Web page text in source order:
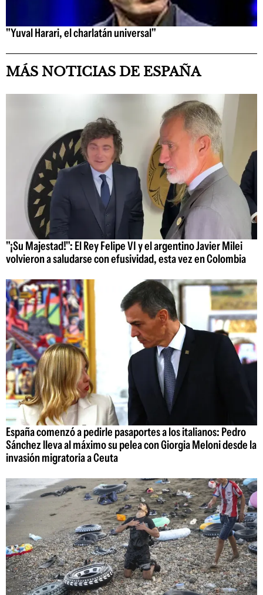
"Yuval Harari, el charlatán universal"
MÁS NOTICIAS DE ESPAÑA
"¡Su Majestad!": El Rey Felipe VI y el argentino Javier Milei
volvieron a saludarse con efusividad, esta vez en Colombia
España comenzó a pedirle pasaportes a los italianos: Pedro
Sánchez lleva al máximo su pelea con Giorgia Meloni desde la
invasión migratoria a Ceuta